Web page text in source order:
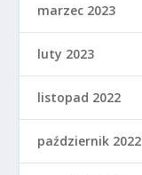
marzec 2023
luty 2023
listopad 2022
październik 2022